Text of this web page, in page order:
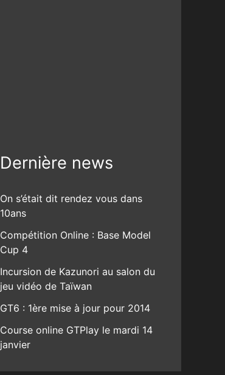
Dernière news
On s’était dit rendez vous dans
10ans
Compétition Online : Base Model
Cup 4
Incursion de Kazunori au salon du
jeu vidéo de Taïwan
GT6 : 1ère mise à jour pour 2014
Course online GTPlay le mardi 14
janvier